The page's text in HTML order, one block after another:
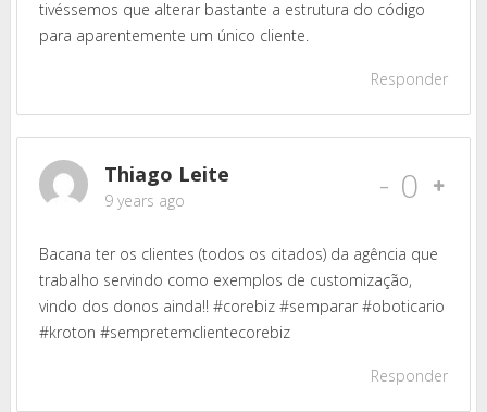
tivéssemos que alterar bastante a estrutura do código
para aparentemente um único cliente.
Responder
Thiago Leite
9 years ago - 0
Bacana ter os clientes (todos os citados) da agência que
trabalho servindo como exemplos de customização,
vindo dos donos ainda!! #corebiz #semparar #oboticario
#kroton #sempretemclientecorebiz
Responder